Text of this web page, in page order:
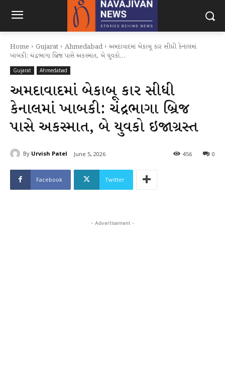
Home Gujarat Ahmedabad
અમદાવાદમાં બેકાબૂ કાર સીધી કેનાલમાં
ખાબકી: ચંદ્રભાગા બ્રિજ પાસે અકસ્માત, બે યુવકો...
Gujarat Ahmedabad
અમદાવાદમાં બેકાબૂ કાર સીધી
કેનાલમાં ખાબકી: ચંદ્રભાગા બ્રિજ
પાસે અકસ્માત, બે યુવકો ઇજાગ્રસ્ત
By Urvish Patel June 5, 2026 0
456
Facebook Twitter
- Advertisement -